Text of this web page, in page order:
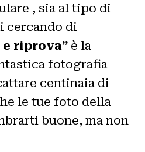
, sia al tipo di
cercando di
e riprova” è la
fotografia
centinaia di
le tue foto della
buone, ma non